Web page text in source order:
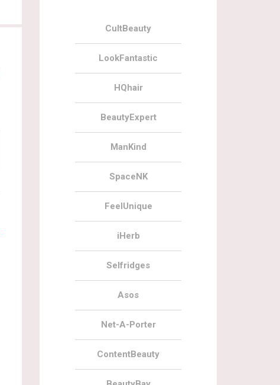
CultBeauty
LookFantastic
HQhair
BeautyExpert
ManKind
SpaceNK
FeelUnique
iHerb
Selfridges
Asos
Net-A-Porter
ContentBeauty